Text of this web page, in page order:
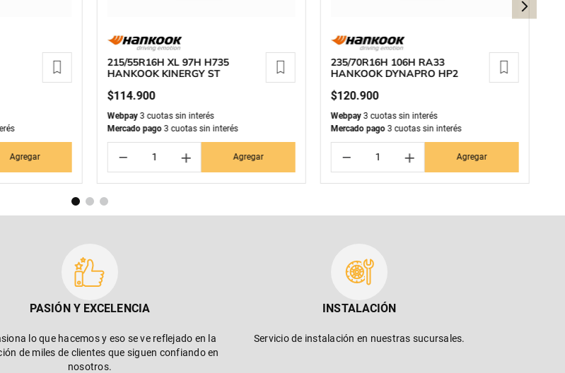
Agregar
215/55R16H XL 97H H735
HANKOOK KINERGY ST
$114.900
Webpay3 cuotas sin interés
Mercado pago3 cuotas sin interés
＋
－ Agregar
235/70R16H 106H RA33
HANKOOK DYNAPRO HP2
$120.900
Webpay3 cuotas sin interés
Mercado pago3 cuotas sin interés
＋
－ Agregar
PASIÓN Y EXCELENCIA
lo que hacemos y eso se ve reflejado en la
de miles de clientes que siguen confiando en
nosotros.
INSTALACIÓN
Servicio de instalación en nuestras sucursales.